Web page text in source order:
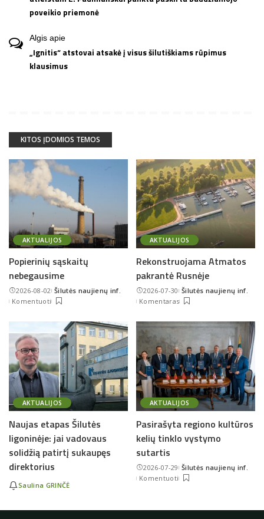
poveikio priemonė
Algis apie
„Ignitis“ atstovai atsakė į visus šilutiškiams rūpimus
klausimus
KITOS ĮDOMIOS TEMOS
AKTUALIJOS
Popierinių sąskaitų
nebegausime
2026-08-02Posted
by
Šilutės naujienų inf.
Komentuoti
AKTUALIJOS
Rekonstruojama Atmatos
pakrantė Rusnėje
2026-07-30Posted
by
Šilutės naujienų inf.
Komentaras
AKTUALIJOS
Naujas etapas Šilutės
ligoninėje: jai vadovaus
solidžią patirtį sukaupęs
direktorius
Saulina GRINČĖ
AKTUALIJOS
Pasirašyta regiono kultūros
kelių tinklo vystymo
sutartis
2026-07-29Posted
by
Šilutės naujienų inf.
Komentuoti